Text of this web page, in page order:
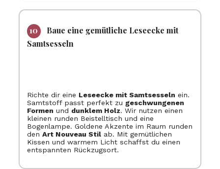
Baue eine gemütliche Leseecke mit
Samtsesseln
Richte dir eine Leseecke mit Samtsesseln ein.
Samtstoff passt perfekt zu geschwungenen
Formen und dunklem Holz. Wir nutzen einen
kleinen runden Beistelltisch und eine
Bogenlampe. Goldene Akzente im Raum runden
den Art Nouveau Stilab. Mit gemütlichen
Kissen und warmem Licht schaffst du einen
entspannten Rückzugsort.